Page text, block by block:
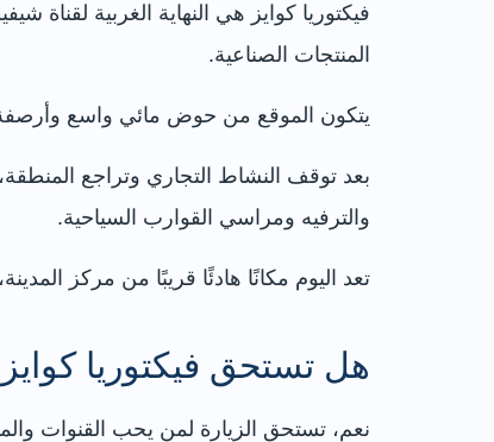
فيكتوريا كوايز هي النهاية الغربية لقناة
المنتجات الصناعية.
يتكون الموقع من حوض مائي واسع وأرصفة
والترفيه ومراسي القوارب السياحية.
تعد اليوم مكانًا هادئًا قريبًا من مركز
هل تستحق فيكتوريا كوايز
نعم، تستحق الزيارة لمن يحب القنوات